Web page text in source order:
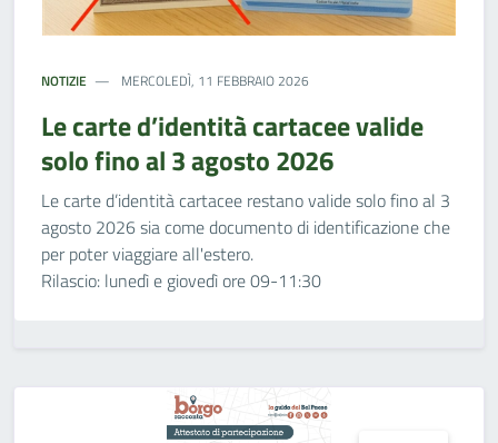
NOTIZIE MERCOLEDÌ, 11 FEBBRAIO 2026
Le carte d’identità cartacee valide
solo fino al 3 agosto 2026
Le carte d’identità cartacee restano valide solo fino al 3
agosto 2026 sia come documento di identificazione che
per poter viaggiare all'estero.
Rilascio: lunedì e giovedì ore 09-11:30